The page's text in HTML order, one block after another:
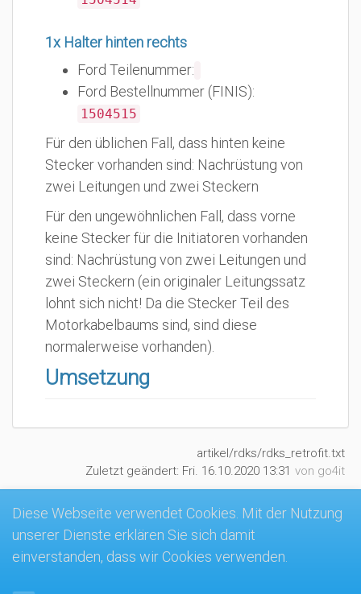
1x Halter hinten rechts
Ford Teilenummer:
Ford Bestellnummer (FINIS):
1504515
Für den üblichen Fall, dass hinten keine
Stecker vorhanden sind: Nachrüstung von
zwei Leitungen und zwei Steckern
Für den ungewöhnlichen Fall, dass vorne
keine Stecker für die Initiatoren vorhanden
sind: Nachrüstung von zwei Leitungen und
zwei Steckern (ein originaler Leitungssatz
lohnt sich nicht! Da die Stecker Teil des
Motorkabelbaums sind, sind diese
normalerweise vorhanden).
Umsetzung
artikel/rdks/rdks_retrofit.txt
Zuletzt geändert: Fri. 16.10.2020 13:31 von go4it
MK4-Wiki
Diese Webseite verwendet Cookies. Mit der Nutzung
unserer Dienste erklären Sie sich damit
einverstanden, dass wir Cookies verwenden.